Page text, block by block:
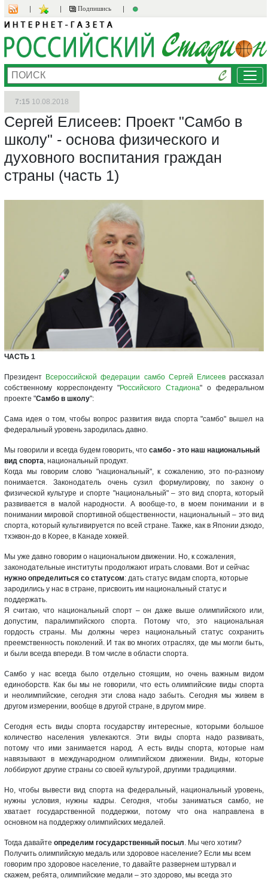
Подпишись
7:15 10.08.2018
Сергей Елисеев: Проект "Самбо в
школу" - основа физического и
духовного воспитания граждан
страны (часть 1)
ЧАСТЬ 1
Президент Всероссийской федерации самбо Сергей Елисееврассказал
собственному корреспонденту "Российского Стадиона" о федеральном
проекте "Самбо в школу":
Сама идея о том, чтобы вопрос развития вида спорта "самбо" вышел на
федеральный уровень зародилась давно.
Мы говорили и всегда будем говорить, что самбо - это наш национальный
вид спорта, национальный продукт.
Когда мы говорим слово "национальный", к сожалению, это по-разному
понимается. Законодатель очень сузил формулировку, по закону о
физической культуре и спорте "национальный" – это вид спорта, который
развивается в малой народности. А вообще-то, в моем понимании и в
понимании мировой спортивной общественности, национальный – это вид
спорта, который культивируется по всей стране. Также, как в Японии дзюдо,
тхэквон-до в Корее, в Канаде хоккей.
Мы уже давно говорим о национальном движении. Но, к сожаления,
законодательные институты продолжают играть словами. Вот и сейчас
нужно определиться со статусом: дать статус видам спорта, которые
зародились у нас в стране, присвоить им национальный статус и
поддержать.
Я считаю, что национальный спорт – он даже выше олимпийского или,
допустим, паралимпийского спорта. Потому что, это национальная
гордость страны. Мы должны через национальный статус сохранить
преемственность поколений. И так во многих отраслях, где мы могли быть,
и были всегда впереди. В том числе в области спорта.
Самбо у нас всегда было отдельно стоящим, но очень важным видом
единоборств. Как бы мы не говорили, что есть олимпийские виды спорта
и неолимпийские, сегодня эти слова надо забыть. Сегодня мы живем в
другом измерении, вообще в другой стране, в другом мире.
Сегодня есть виды спорта государству интересные, которыми большое
количество населения увлекаются. Эти виды спорта надо развивать,
потому что ими занимается народ. А есть виды спорта, которые нам
навязывают в международном олимпийском движении. Виды, которые
лоббируют другие страны со своей культурой, другими традициями.
Но, чтобы вывести вид спорта на федеральный, национальный уровень,
нужны условия, нужны кадры. Сегодня, чтобы заниматься самбо, не
хватает государственной поддержки, потому что она направлена в
основном на поддержку олимпийских медалей.
Тогда давайте определим государственный посыл. Мы чего хотим?
Получить олимпийскую медаль или здоровое население? Если мы всем
говорим про здоровое население, то давайте развернем штурвал и
скажем, ребята, олимпийские медали – это здорово, мы всегда это